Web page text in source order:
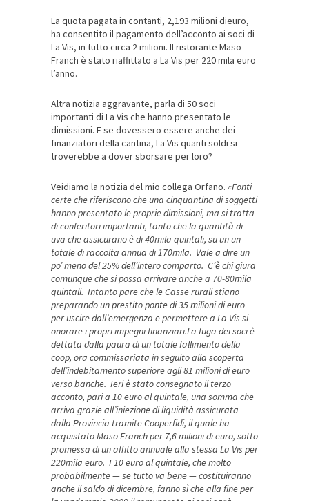
La quota pagata in contanti, 2,193 milioni dieuro,
ha consentito il pagamento dell’acconto ai soci di
La Vis, in tutto circa 2 milioni. Il ristorante Maso
Franch è stato riaffittato a La Vis per 220 mila euro
l’anno.
Altra notizia aggravante, parla di 50 soci
importanti di La Vis che hanno presentato le
dimissioni. E se dovessero essere anche dei
finanziatori della cantina, La Vis quanti soldi si
troverebbe a dover sborsare per loro?
Veidiamo la notizia del mio collega Orfano. «Fonti
certe che riferiscono che una cinquantina di soggetti
hanno presentato le proprie dimissioni, ma si tratta
di conferitori importanti, tanto che la quantità di
uva che assicurano è di 40mila quintali, su un un
totale di raccolta annua di 170mila. Vale a dire un
po’ meno del 25% dell’intero comparto. C’è chi giura
comunque che si possa arrivare anche a 70-80mila
quintali. Intanto pare che le Casse rurali stiano
preparando un prestito ponte di 35 milioni di euro
per uscire dall’emergenza e permettere a La Vis si
onorare i propri impegni finanziari.La fuga dei soci è
dettata dalla paura di un totale fallimento della
coop, ora commissariata in seguito alla scoperta
dell’indebitamento superiore agli 81 milioni di euro
verso banche. Ieri è stato consegnato il terzo
acconto, pari a 10 euro al quintale, una somma che
arriva grazie all’iniezione di liquidità assicurata
dalla Provincia tramite Cooperfidi, il quale ha
acquistato Maso Franch per 7,6 milioni di euro, sotto
promessa di un affitto annuale alla stessa La Vis per
220mila euro. I 10 euro al quintale, che molto
probabilmente — se tutto va bene — costituiranno
anche il saldo di dicembre, fanno sì che alla fine per